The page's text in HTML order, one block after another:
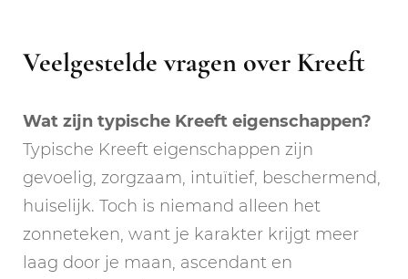
Veelgestelde vragen over Kreeft
Wat zijn typische Kreeft eigenschappen?
Typische Kreeft eigenschappen zijn
gevoelig, zorgzaam, intuïtief, beschermend,
huiselijk. Toch is niemand alleen het
zonneteken, want je karakter krijgt meer
laag door je maan, ascendant en